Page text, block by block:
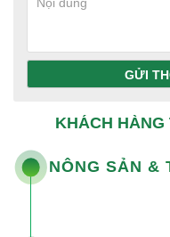
GỬI
KHÁCH HÀNG
NÔNG SẢN &